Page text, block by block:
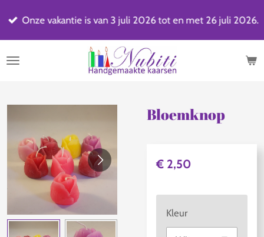
Ga
de
Onze vakantie is van 3 juli 2026 tot en met 26 juli 2026.
Bloemknop
€ 2,50
Kleur